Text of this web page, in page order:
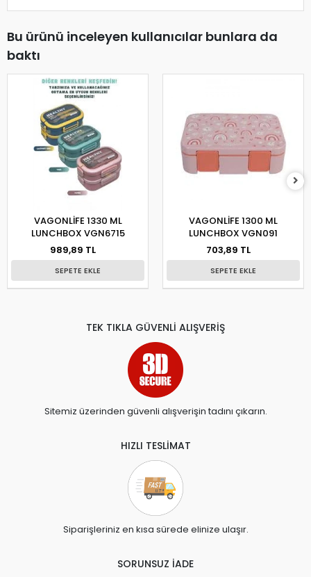
Bu ürünü inceleyen kullanıcılar bunlara da
baktı
VAGONLİFE 1330 ML
LUNCHBOX VGN6715
989,89 TL
SEPETE EKLE
VAGONLİFE 1300 ML
LUNCHBOX VGN091
703,89 TL
SEPETE EKLE
TEK TIKLA GÜVENLİ ALIŞVERİŞ
Sitemiz üzerinden güvenli alışverişin tadını çıkarın.
HIZLI TESLİMAT
Siparişleriniz en kısa sürede elinize ulaşır.
SORUNSUZ İADE